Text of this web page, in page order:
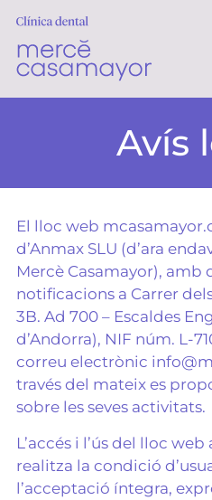
Avís
El lloc web
d’Anmax SLU (d’ara
Mercè Casamayor),
notificacions a Carrer dels
3B. Ad 700 – Escaldes
d’Andorra), NIF núm. L-
correu electrònic
través del mateix es
sobre les seves activitats.
L’accés i l’ús del lloc
realitza la condició
l’acceptació íntegra,